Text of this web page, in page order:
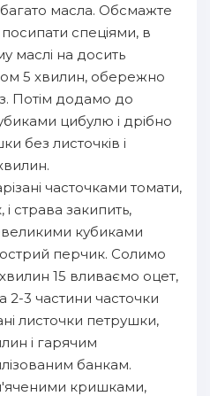
масла. Обсмажте
спеціями, в
маслі на досить
5 хвилин, обережно
Потім додамо до
цибулю і дрібно
без листочків і
часточками томати,
і страва закипить,
кубиками
перчик. Солимо
15 вливаємо оцет,
2-3 частини часточки
листочки петрушки,
і гарячим
банкам.
кришками,